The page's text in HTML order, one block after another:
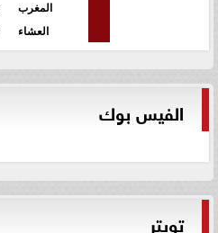
المغرب
العشاء
الفيس بوك
تويتر